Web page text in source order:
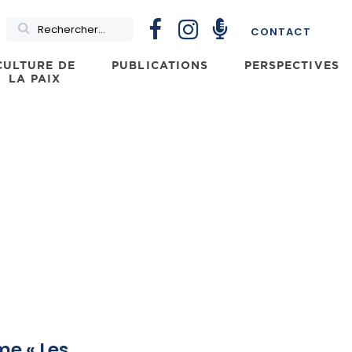
Rechercher CONTACT
DE
LA PAIX
PUBLICATIONS PERSPECTIVES